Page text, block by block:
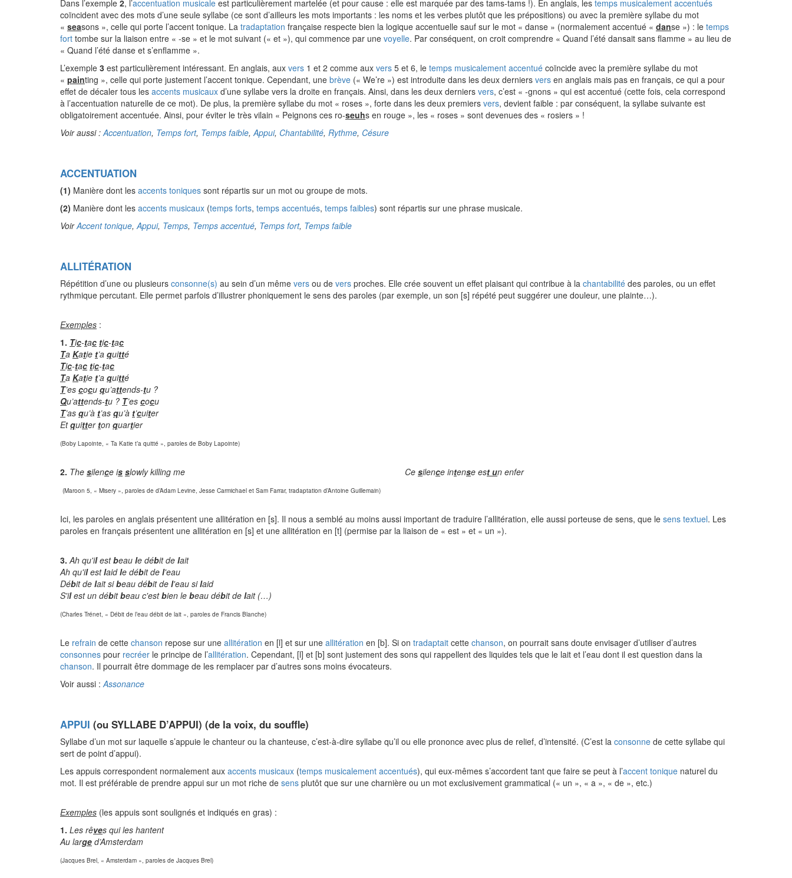
Dans l’exemple 2, l’accentuation musicale est particulièrement martelée (et pour cause : elle est marquée par des tams-tams !). En anglais, les temps musicalement accentués
coïncident avec des mots d’une seule syllabe (ce sont d’ailleurs les mots importants : les noms et les verbes plutôt que les prépositions) ou avec la première syllabe du mot
« seasons », celle qui porte l’accent tonique. La tradaptation française respecte bien la logique accentuelle sauf sur le mot « danse » (normalement accentué « danse ») : le temps
fort tombe sur la liaison entre « -se » et le mot suivant (« et »), qui commence par une voyelle. Par conséquent, on croit comprendre « Quand l’été dansait sans flamme » au lieu de
« Quand l’été danse et s’enflamme ».
L’exemple 3 est particulièrement intéressant. En anglais, aux vers 1 et 2 comme aux vers 5 et 6, le temps musicalement accentué coïncide avec la première syllabe du mot
« painting », celle qui porte justement l’accent tonique. Cependant, une brève (« We’re ») est introduite dans les deux derniers vers en anglais mais pas en français, ce qui a pour
effet de décaler tous les accents musicaux d’une syllabe vers la droite en français. Ainsi, dans les deux derniers vers, c’est « -gnons » qui est accentué (cette fois, cela correspond
à l’accentuation naturelle de ce mot). De plus, la première syllabe du mot « roses », forte dans les deux premiers vers, devient faible : par conséquent, la syllabe suivante est
obligatoirement accentuée. Ainsi, pour éviter le très vilain « Peignons ces ro-seuhs en rouge », les « roses » sont devenues des « rosiers » !
Voir aussi :Accentuation, Temps fort, Temps faible,Appui, Chantabilité, Rythme, Césure
ACCENTUATION
(1) Manière dont les accents toniques sont répartis sur un mot ou groupe de mots.
(2) Manière dont les accents musicaux (temps forts, temps accentués, temps faibles) sont répartis sur une phrase musicale.
VoirAccent tonique,Appui, Temps, Temps accentué, Temps fort, Temps faible
ALLITÉRATION
Répétition d’une ou plusieurs consonne(s) au sein d’un même vers ou de vers proches. Elle crée souvent un effet plaisant qui contribue à la chantabilité des paroles, ou un effet
rythmique percutant. Elle permet parfois d’illustrer phoniquement le sens des paroles (par exemple, un son [s] répété peut suggérer une douleur, une plainte…).
Exemples :
1. Tic-tac tic-tac
Ta Katie t’a quitté
Tic-tac tic-tac
Ta Katie t’a quitté
T’es cocu qu’attends-tu ?
Qu’attends-tu ? T’es cocu
T’as qu’à t’as qu’à t’cuiter
Etquitter ton quartier
(Boby Lapointe, « Ta Katie t’a quitté », paroles de Boby Lapointe)
2. The silence is slowly killing me Ce silence intense est un enfer
(Maroon 5, « Misery », paroles de d’Adam Levine, Jesse Carmichael et Sam Farrar, tradaptation d’Antoine Guillemain)
Ici, les paroles en anglais présentent une allitération en [s]. Il nous a semblé au moins aussi important de traduire l’allitération, elle aussi porteuse de sens, que le sens textuel. Les
paroles en français présentent une allitération en [s] et une allitération en [t] (permise par la liaison de « est » et « un »).
3. Ah qu'ilestbeau le débit de lait
Ah qu'ilestlaidle débit de l'eau
Débit de lait sibeau débit de l'eau silaid
S'ilest un débitbeau c'estbien le beau débit de lait (…)
(Charles Trénet, « Débit de l’eau débit de lait », paroles de Francis Blanche)
Le refrain de cette chanson repose sur une allitération en [l] et sur une allitération en [b]. Si on tradaptait cette chanson, on pourrait sans doute envisager d’utiliser d’autres
consonnes pour recréer le principe de l’allitération. Cependant, [l] et [b] sont justement des sons qui rappellent des liquides tels que le lait et l’eau dont il est question dans la
chanson. Il pourrait être dommage de les remplacer par d’autres sons moins évocateurs.
Voir aussi :Assonance
APPUI (ou SYLLABE D’APPUI) (de la voix, du souffle)
Syllabe d’un mot sur laquelle s’appuie le chanteur ou la chanteuse, c’est-à-dire syllabe qu’il ou elle prononce avec plus de relief, d’intensité. (C’est la consonne de cette syllabe qui
sert de point d’appui).
Les appuis correspondent normalement aux accents musicaux (temps musicalement accentués), qui eux-mêmes s’accordent tant que faire se peut à l’accent tonique naturel du
mot. Il est préférable de prendre appui sur un mot riche de sens plutôt que sur une charnière ou un mot exclusivement grammatical (« un », « a », « de », etc.)
Exemples (les appuis sont soulignés et indiqués en gras) :
1. Les rêves qui les hantent
Au large d’Amsterdam
(Jacques Brel, « Amsterdam », paroles de Jacques Brel)